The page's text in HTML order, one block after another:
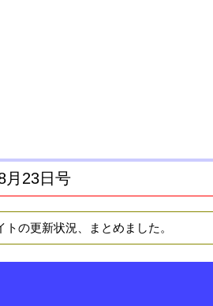
月23日号
の更新状況、まとめました。